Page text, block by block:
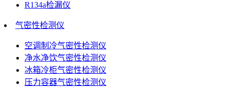
R134a检漏仪
气密性检测仪
空调制冷气密性检测仪
净水净饮气密性检测仪
冰箱冷柜气密性检测仪
压力容器气密性检测仪